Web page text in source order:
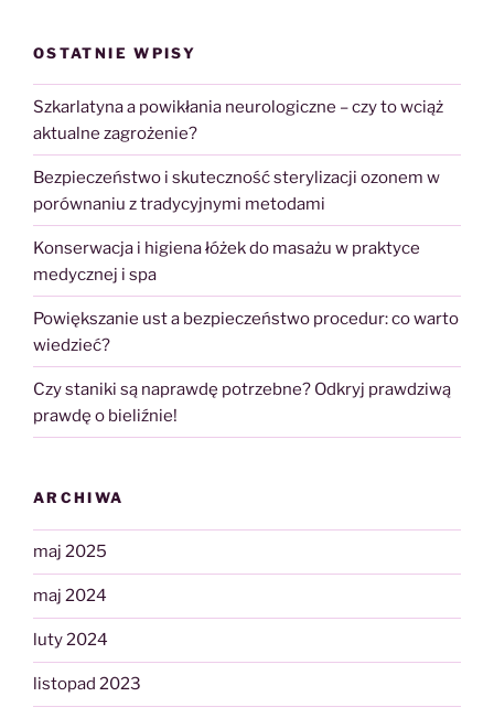
OSTATNIE WPISY
Szkarlatyna a powikłania neurologiczne – czy to wciąż
aktualne zagrożenie?
Bezpieczeństwo i skuteczność sterylizacji ozonem w
porównaniu z tradycyjnymi metodami
Konserwacja i higiena łóżek do masażu w praktyce
medycznej i spa
Powiększanie ust a bezpieczeństwo procedur: co warto
wiedzieć?
Czy staniki są naprawdę potrzebne? Odkryj prawdziwą
prawdę o bieliźnie!
ARCHIWA
maj 2025
maj 2024
luty 2024
listopad 2023